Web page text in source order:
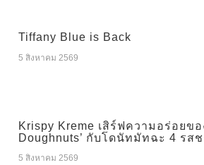
Tiffany Blue is Back
5 สิงหาคม 2569
Krispy Kreme เสิร์ฟความอร่อยขอ
Doughnuts’ กับโดนัทมัทฉะ 4 รส
5 สิงหาคม 2569